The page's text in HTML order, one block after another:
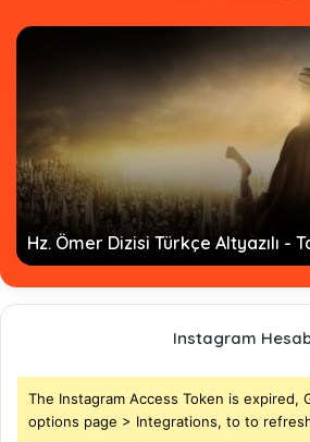
İmam Ahmed bin Hanbel Dizisi -
Instagram
The Instagram Access Token is expired,
options page > Integrations, to to